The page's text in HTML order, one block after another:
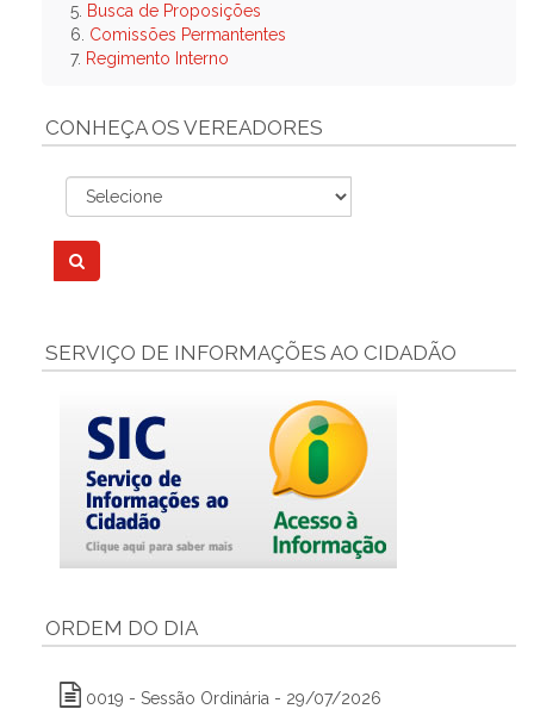
5. Busca de Proposições
6. Comissões Permantentes
7. Regimento Interno
CONHEÇA OS VEREADORES
SERVIÇO DE INFORMAÇÕES AO CIDADÃO
ORDEM DO DIA
0019 - Sessão Ordinária - 29/07/2026